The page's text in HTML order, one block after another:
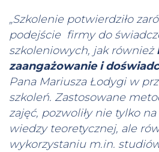
„Szkolenie potwierdziło
podejście firmy do
szkoleniowych, jak również
zaangażowanie i
Pana Mariusza Łodygi w
szkoleń. Zastosowane
zajęć, pozwoliły nie tylko
wiedzy teoretycznej, ale
wykorzystaniu m.in.